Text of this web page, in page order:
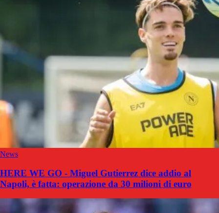
News
HERE WE GO - Miguel Gutierrez dice addio al
Napoli, è fatta: operazione da 30 milioni di euro